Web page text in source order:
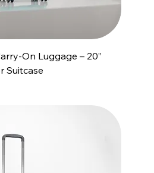
On Luggage – 20”
Suitcase